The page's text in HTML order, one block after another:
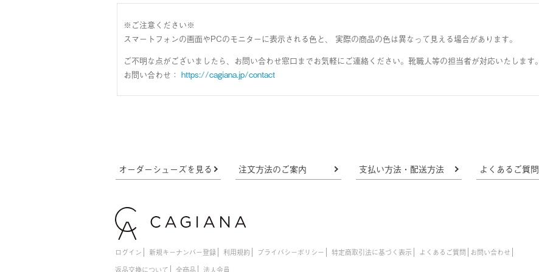
※ご注意ください※
スマートフォンの画面やPCのモニターに表示される色と、 実際の商品の色は異なって見える場合があります。
ご不明な点がございましたら、お問い合わせ窓口までお気軽にご連絡ください。靴職人等の担当者が対応いたします。
お問い合わせ： https://cagiana.jp/contact
オーダーシューズを見る 注文方法のご案内 支払い方法・配送方法 よくあるご質問
ログイン 新規キーナンバー登録 利用規約 プライバシーポリシー 特定商取引法に基づく表示 よくあるご質問 お問い合わせ
返品交換について
全商品 法人会員